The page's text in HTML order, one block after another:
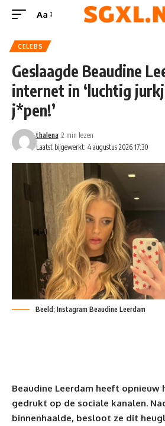
Aa
CELEBS
Geslaagde Beaudine
internet in ‘luchtig
j*pen!’
Laatst bijgewerkt: 4 augustus 2026 17:30
thalena 2 min lezen
Beeld; Instagram Beaudine Leerdam
Beaudine Leerdam heeft opnieuw
gedrukt op de sociale kanalen.
binnenhaalde, besloot ze dit